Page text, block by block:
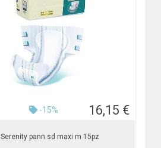
-15% 16,15 €
Serenity pann sd maxi m 15pz